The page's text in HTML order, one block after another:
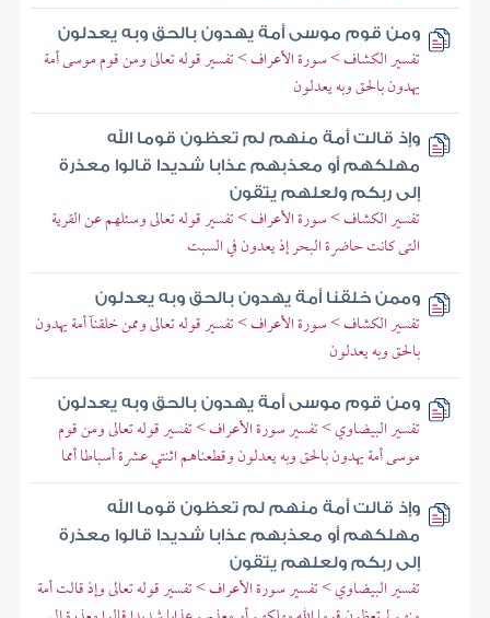
ومن قوم موسى أمة يهدون بالحق وبه يعدلون
تفسير الكشاف > سورة الأعراف > تفسير قوله تعالى ومن قوم موسى أمة
يهدون بالحق وبه يعدلون
وإذ قالت أمة منهم لم تعظون قوما الله
مهلكهم أو معذبهم عذابا شديدا قالوا معذرة
إلى ربكم ولعلهم يتقون
تفسير الكشاف > سورة الأعراف > تفسير قوله تعالى وسئلهم عن القرية
التى كانت حاضرة البحر إذ يعدون في السبت
وممن خلقنا أمة يهدون بالحق وبه يعدلون
تفسير الكشاف > سورة الأعراف > تفسير قوله تعالى وممن خلقنآ أمة يهدون
بالحق وبه يعدلون
ومن قوم موسى أمة يهدون بالحق وبه يعدلون
تفسير البيضاوي > تفسير سورة الأعراف > تفسير قوله تعالى ومن قوم
موسى أمة يهدون بالحق وبه يعدلون وقطعناهم اثنتي عشرة أسباطا أمما
وإذ قالت أمة منهم لم تعظون قوما الله
مهلكهم أو معذبهم عذابا شديدا قالوا معذرة
إلى ربكم ولعلهم يتقون
تفسير البيضاوي > تفسير سورة الأعراف > تفسير قوله تعالى وإذ قالت أمة